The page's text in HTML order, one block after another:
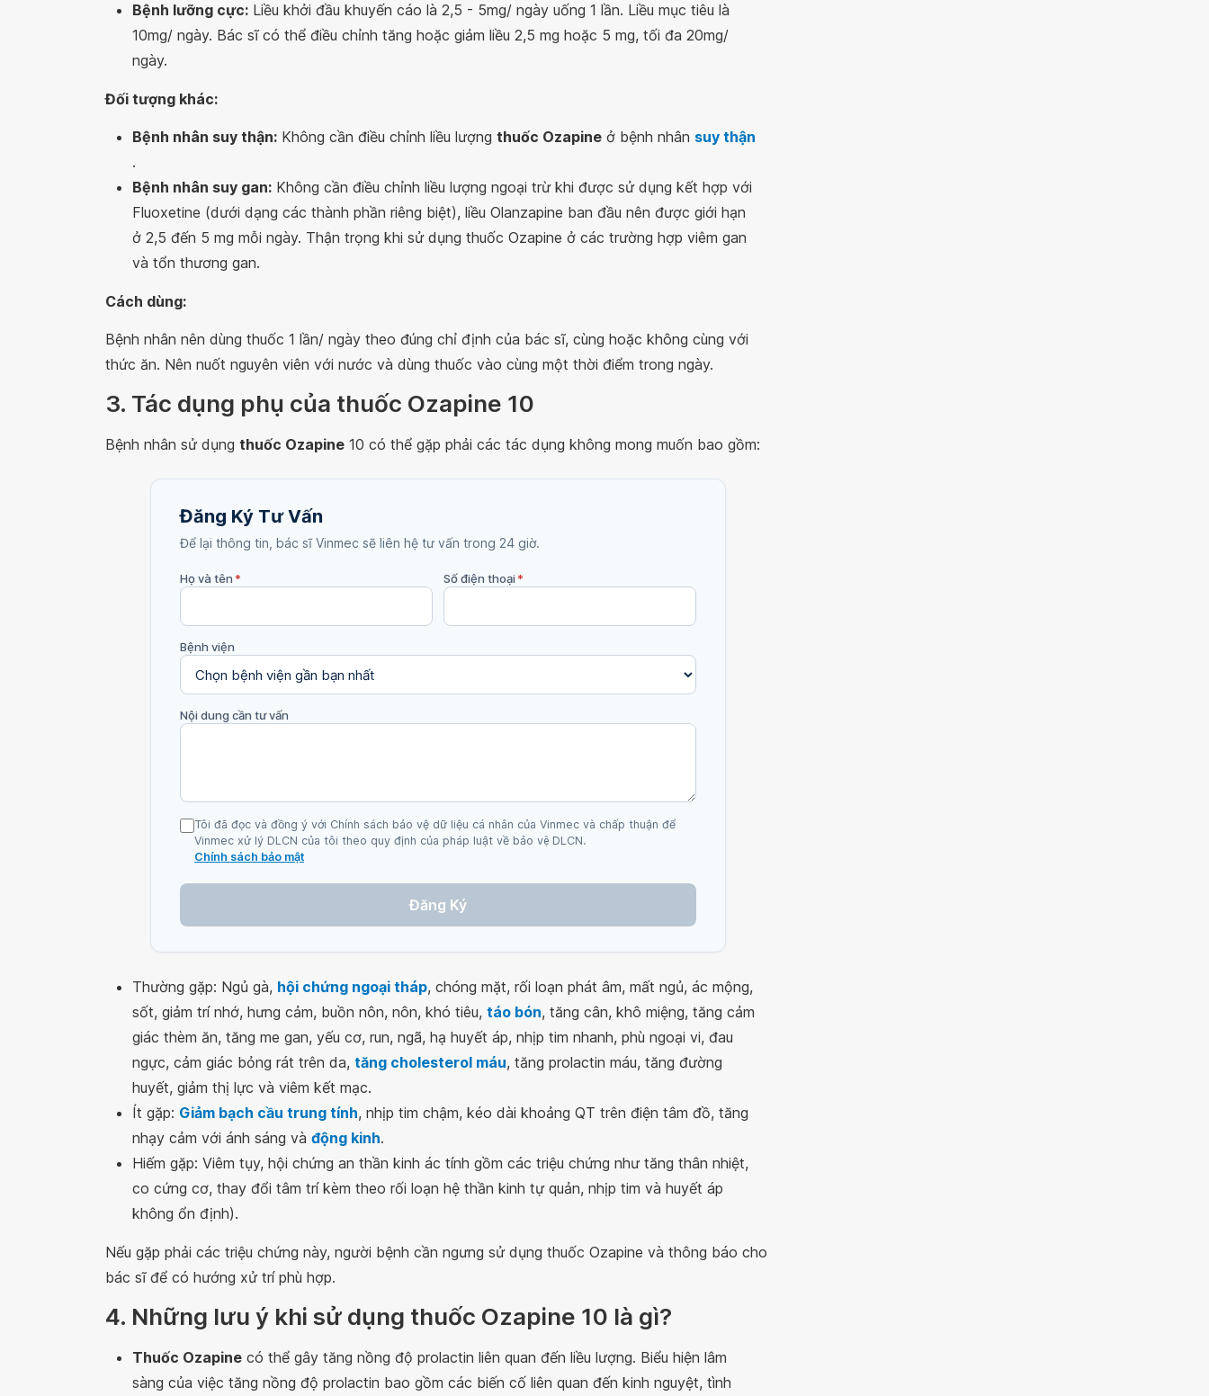
Bệnh lưỡng cực: Liều khởi đầu khuyến cáo là 2,5 - 5mg/ ngày uống 1 lần. Liều mục tiêu là
10mg/ ngày. Bác sĩ có thể điều chỉnh tăng hoặc giảm liều 2,5 mg hoặc 5 mg, tối đa 20mg/
ngày.
Đối tượng khác:
Bệnh nhân suy thận: Không cần điều chỉnh liều lượng thuốc Ozapine ở bệnh nhân suy thận
.
Bệnh nhân suy gan: Không cần điều chỉnh liều lượng ngoại trừ khi được sử dụng kết hợp với
Fluoxetine (dưới dạng các thành phần riêng biệt), liều Olanzapine ban đầu nên được giới hạn
ở 2,5 đến 5 mg mỗi ngày. Thận trọng khi sử dụng thuốc Ozapine ở các trường hợp viêm gan
và tổn thương gan.
Cách dùng:
Bệnh nhân nên dùng thuốc 1 lần/ ngày theo đúng chỉ định của bác sĩ, cùng hoặc không cùng với
thức ăn. Nên nuốt nguyên viên với nước và dùng thuốc vào cùng một thời điểm trong ngày.
3. Tác dụng phụ của thuốc Ozapine 10
Bệnh nhân sử dụng thuốc Ozapine 10 có thể gặp phải các tác dụng không mong muốn bao gồm:
Đăng Ký Tư Vấn
Để lại thông tin, bác sĩ Vinmec sẽ liên hệ tư vấn trong 24 giờ.
Họ và tên* Số điện thoại*
Bệnh viện
Nội dung cần tư vấn
Tôi đã đọc và đồng ý với Chính sách bảo vệ dữ liệu cá nhân của Vinmec và chấp thuận để
Vinmec xử lý DLCN của tôi theo quy định của pháp luật về bảo vệ DLCN.
Chính sách bảo mật
Đăng Ký
Thường gặp: Ngủ gà, hội chứng ngoại tháp, chóng mặt, rối loạn phát âm, mất ngủ, ác mộng,
sốt, giảm trí nhớ, hưng cảm, buồn nôn, nôn, khó tiêu, táo bón, tăng cân, khô miệng, tăng cảm
giác thèm ăn, tăng me gan, yếu cơ, run, ngã, hạ huyết áp, nhịp tim nhanh, phù ngoại vi, đau
ngực, cảm giác bỏng rát trên da, tăng cholesterol máu, tăng prolactin máu, tăng đường
huyết, giảm thị lực và viêm kết mạc.
Ít gặp: Giảm bạch cầu trung tính, nhịp tim chậm, kéo dài khoảng QT trên điện tâm đồ, tăng
nhạy cảm với ánh sáng và động kinh.
Hiếm gặp: Viêm tụy, hội chứng an thần kinh ác tính gồm các triệu chứng như tăng thân nhiệt,
co cứng cơ, thay đổi tâm trí kèm theo rối loạn hệ thần kinh tự quản, nhịp tim và huyết áp
không ổn định).
Nếu gặp phải các triệu chứng này, người bệnh cần ngưng sử dụng thuốc Ozapine và thông báo cho
bác sĩ để có hướng xử trí phù hợp.
4. Những lưu ý khi sử dụng thuốc Ozapine 10 là gì?
Thuốc Ozapine có thể gây tăng nồng độ prolactin liên quan đến liều lượng. Biểu hiện lâm
sàng của việc tăng nồng độ prolactin bao gồm các biến cố liên quan đến kinh nguyệt, tình